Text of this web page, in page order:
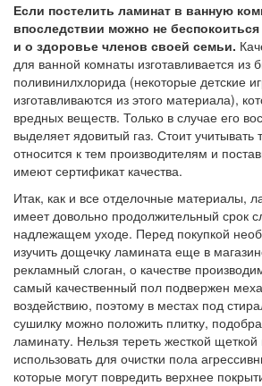
Если постелить ламинат в ванную
впоследствии можно не
и о здоровье членов своей семьи.
для ванной комнаты изготавливается из
поливинилхлорида (некоторые детские
изготавливаются из этого материала),
вредных веществ. Только в случае его
выделяет ядовитый газ. Стоит учитывать
относится к тем производителям и
имеют сертификат качества.
Итак, как и все отделочные материалы,
имеет довольно продолжительный срок
надлежащем уходе. Перед покупкой
изучить дощечку ламината еще в
рекламный слоган, о качестве
самый качественный пол подвержен
воздействию, поэтому в местах под
сушилку можно положить плитку,
ламинату. Нельзя тереть жесткой
использовать для очистки пола
которые могут повредить верхнее